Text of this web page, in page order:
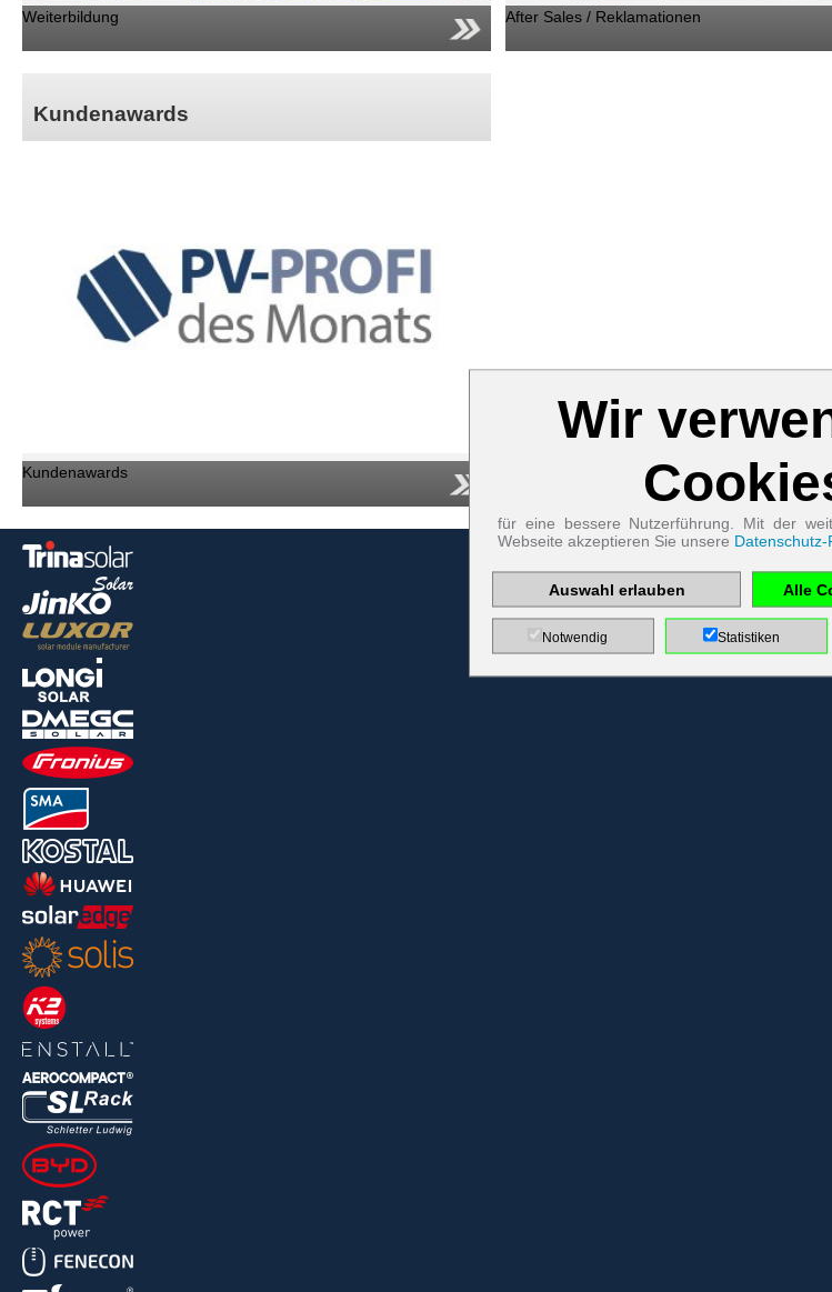
Weiterbildung After Sales / Reklamationen
Kundenawards
Kundenawards
Zum Betrieb der Seite
Session
Cookie
& Co. KG
Kontaktformular
/ SPAM
Schutz
Cookie Name PHPSESSID
Cookie Laufzeit undefined
Wir
für eine bessere Nutzerführung. Mit der
Webseite akzeptieren Sie unsere Datenschutz-
Auswahl erlauben Alle
Notwendig Statistiken